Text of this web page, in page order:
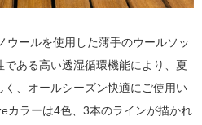
ウールを使用した薄手のウールソッ
である高い透湿循環機能により、夏
、オールシーズン快適にご使用い
カラーは4色、3本のラインが描かれ